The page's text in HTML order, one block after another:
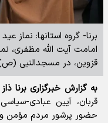
برنا- گروه استانها: نماز
امامت آیت الله مظفری،
قزوین، در مسجدالنبی
به گزارش خبرگزاری برنا
قربان، آیین عبادی-
حضور پرشور مردم مؤمن